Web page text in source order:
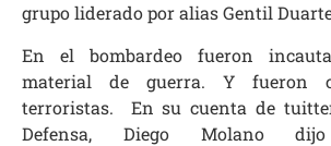
grupo liderado por alias Gentil
En el bombardeo fueron
material de guerra. Y fueron
terroristas. En su cuenta de
Defensa, Diego Molano